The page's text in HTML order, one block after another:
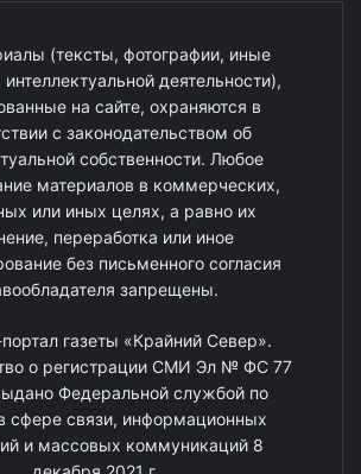
(тексты, фотографии, иные
интеллектуальной деятельности),
на сайте, охраняются в
с законодательством об
собственности. Любое
материалов в коммерческих,
или иных целях, а равно их
переработка или иное
без письменного согласия
запрещены.
газеты «Крайний Север».
о регистрации СМИ Эл № ФС 77
Федеральной службой по
сфере связи, информационных
и массовых коммуникаций 8